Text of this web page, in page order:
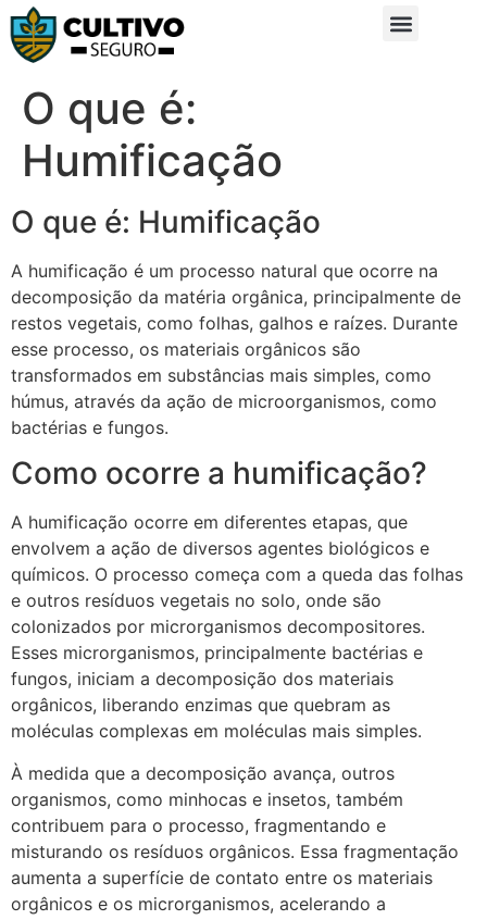
O que é:
Humificação
O que é: Humificação
A humificação é um processo natural que ocorre na
decomposição da matéria orgânica, principalmente de
restos vegetais, como folhas, galhos e raízes. Durante
esse processo, os materiais orgânicos são
transformados em substâncias mais simples, como
húmus, através da ação de microorganismos, como
bactérias e fungos.
Como ocorre a humificação?
A humificação ocorre em diferentes etapas, que
envolvem a ação de diversos agentes biológicos e
químicos. O processo começa com a queda das folhas
e outros resíduos vegetais no solo, onde são
colonizados por microrganismos decompositores.
Esses microrganismos, principalmente bactérias e
fungos, iniciam a decomposição dos materiais
orgânicos, liberando enzimas que quebram as
moléculas complexas em moléculas mais simples.
À medida que a decomposição avança, outros
organismos, como minhocas e insetos, também
contribuem para o processo, fragmentando e
misturando os resíduos orgânicos. Essa fragmentação
aumenta a superfície de contato entre os materiais
orgânicos e os microrganismos, acelerando a